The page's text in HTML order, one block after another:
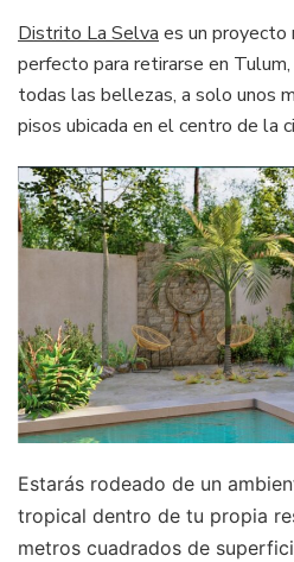
Distrito La Selva es un proyecto
perfecto para retirarse en
todas las bellezas, a solo unos
pisos ubicada en el centro de la
Estarás rodeado de un
tropical dentro de tu propia
metros cuadrados de